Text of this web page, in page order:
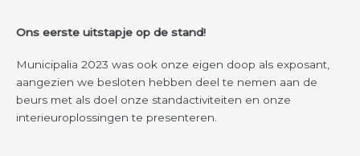
Ons eerste uitstapje op de stand!
Municipalia 2023 was ook onze eigen doop als exposant,
aangezien we besloten hebben deel te nemen aan de
beurs met als doel onze standactiviteiten en onze
interieuroplossingen te presenteren.